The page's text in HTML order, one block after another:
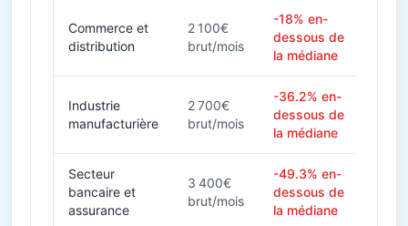
Commerce et
distribution
2 100€
brut/mois
-18% en-
dessous de
la médiane
Industrie
manufacturière
2 700€
brut/mois
-36.2% en-
dessous de
la médiane
Secteur
bancaire et
assurance
3 400€
brut/mois
-49.3% en-
dessous de
la médiane